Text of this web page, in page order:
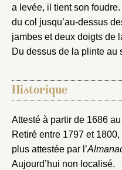
a levée, il tient son
du col jusqu’au-dessus
jambes et deux doigts de
Du dessus de la plinte au
Historique
Attesté à partir de 1686
Retiré entre 1797 et
plus attestée par l’
Aujourd’hui non localisé.
Nouveau
Créer et
Vous n'êtes pas encore inscrit